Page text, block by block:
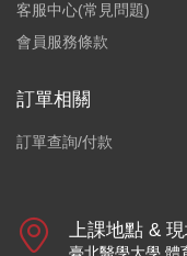
客服中心(常見問題)
會員服務條款
訂單相關
訂單查詢/付款
上課地點 &